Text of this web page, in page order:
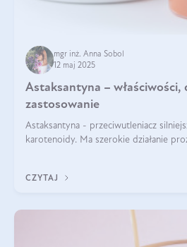
mgr inż. Anna Sobol
12 maj 2025
Astaksantyna – właściwości,
zastosowanie
Astaksantyna - przeciwutleniacz
karotenoidy. Ma szerokie działanie
CZYTAJ